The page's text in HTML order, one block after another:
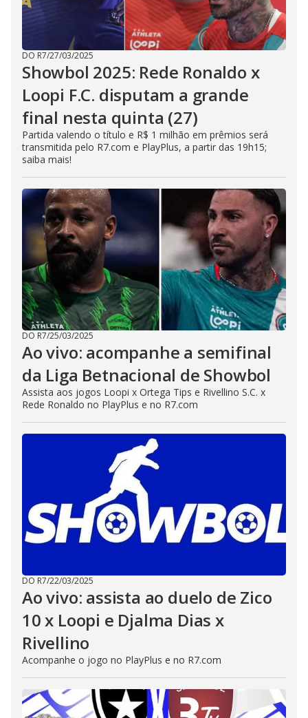
DO R7/27/03/2025
Showbol 2025: Rede Ronaldo x
Loopi F.C. disputam a grande
final nesta quinta (27)
Partida valendo o título e R$ 1 milhão em prêmios será
transmitida pelo R7.com e PlayPlus, a partir das 19h15;
saiba mais!
DO R7/25/03/2025
Ao vivo: acompanhe a semifinal
da Liga Betnacional de Showbol
Assista aos jogos Loopi x Ortega Tips e Rivellino S.C. x
Rede Ronaldo no PlayPlus e no R7.com
DO R7/22/03/2025
Ao vivo: assista ao duelo de Zico
10 x Loopi e Djalma Dias x
Rivellino
Acompanhe o jogo no PlayPlus e no R7.com